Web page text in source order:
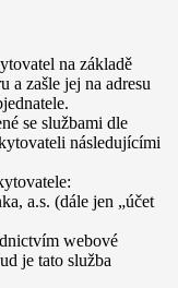
na základě
a zašle jej na adresu
se službami dle
následujícími
a.s. (dále jen „účet
webové
je tato služba